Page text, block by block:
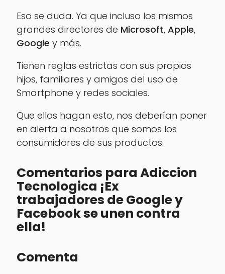
Eso se duda. Ya que incluso los mismos
grandes directores de Microsoft, Apple,
Google y más.
Tienen reglas estrictas con sus propios
hijos, familiares y amigos del uso de
Smartphone y redes sociales.
Que ellos hagan esto, nos deberían poner
en alerta a nosotros que somos los
consumidores de sus productos.
Comentarios para Adiccion
Tecnologica ¡Ex
trabajadores de Google y
Facebook se unen contra
ella!
Comenta